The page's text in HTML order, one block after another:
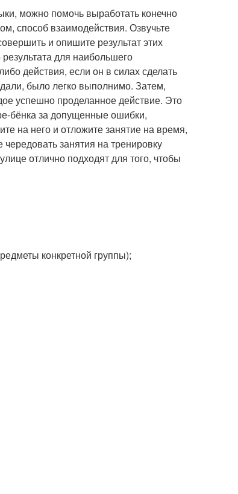
можно помочь выработать конечно
способ взаимодействия. Озвучьте
и опишите результат этих
для наибольшего
действия, если он в силах сделать
было легко выполнимо. Затем,
успешно проделанное действие. Это
бёнка за допущенные ошибки,
на него и отложите занятие на время,
занятия на тренировку
отлично подходят для того, чтобы
конкретной группы);